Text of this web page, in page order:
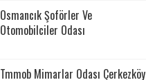
Osmancık Şoförler Ve
Otomobilciler Odası
Tmmob Mimarlar Odası Çerkezköy